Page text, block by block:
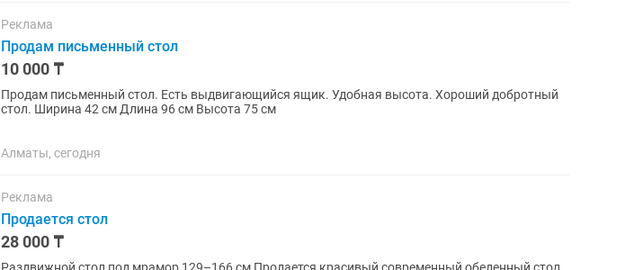
Реклама
Продам письменный стол
10 000 ₸
Продам письменный стол. Есть выдвигающийся ящик. Удобная высота. Хороший добротный
стол. Ширина 42 см Длина 96 см Высота 75 см
Алматы, сегодня
Реклама
Продается стол
28 000 ₸